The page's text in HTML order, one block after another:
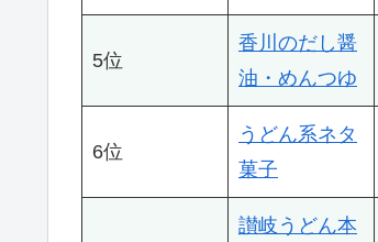
5位
香川のだし醤
油・めんつゆ
6位
うどん系ネタ
菓子
讃岐うどん本